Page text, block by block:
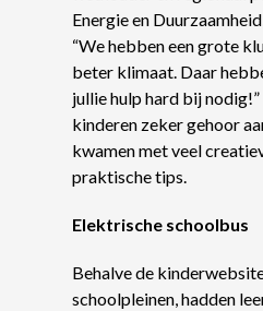
Energie en
“We hebben een grote
beter klimaat. Daar
jullie hulp hard bij
kinderen zeker gehoor
kwamen met veel
praktische tips.
Elektrische schoolbus
Behalve de
schoolpleinen, hadden